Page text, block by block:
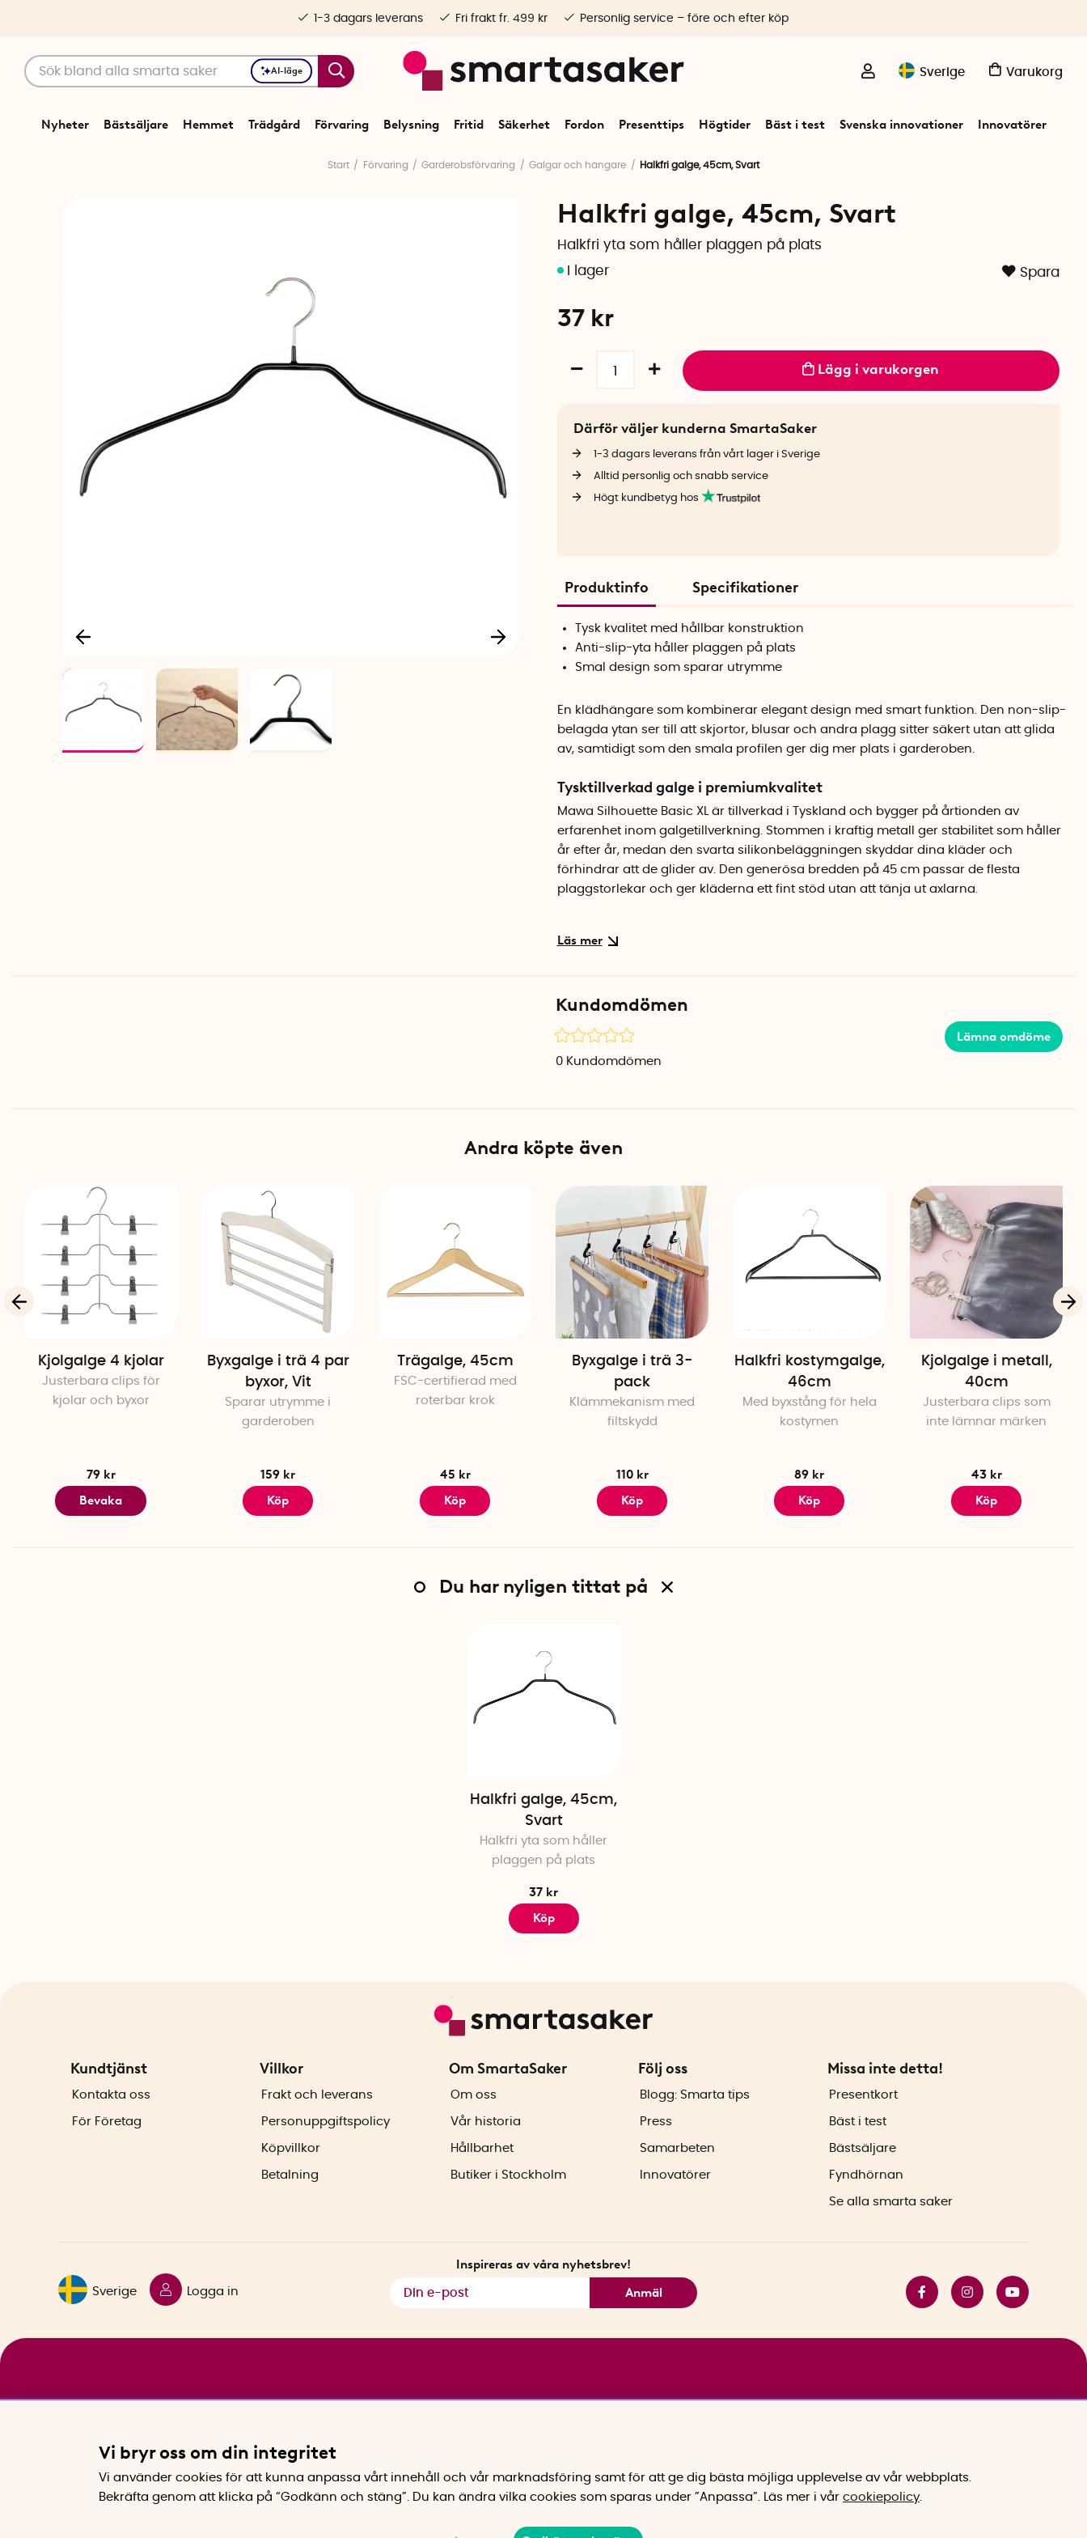
AI-läge Sverige Varukorg
Nyheter Bästsäljare Hemmet Trädgård Förvaring Belysning Fritid Säkerhet Fordon Presenttips Högtider Bäst i test Svenska innovationer Innovatörer
1-3 dagars leverans Fri frakt fr. 499 kr Personlig service – före och efter köp
Start Förvaring Garderobsförvaring Galgar och hängare Halkfri galge, 45cm, Svart
Halkfri galge, 45cm, Svart
Halkfri yta som håller plaggen på plats
Spara
37kr
Lägg i varukorgen
Därför väljer kunderna SmartaSaker
1-3 dagars leverans från vårt lager i Sverige
Alltid personlig och snabb service
Högt kundbetyg hos
Produktinfo Specifikationer
Tysk kvalitet med hållbar konstruktion
Anti-slip-yta håller plaggen på plats
Smal design som sparar utrymme
En klädhängare som kombinerar elegant design med smart funktion. Den non-slip-
belagda ytan ser till att skjortor, blusar och andra plagg sitter säkert utan att glida
av, samtidigt som den smala profilen ger dig mer plats i garderoben.
Tysktillverkad galge i premiumkvalitet
Mawa Silhouette Basic XL är tillverkad i Tyskland och bygger på årtionden av
erfarenhet inom galgetillverkning. Stommen i kraftig metall ger stabilitet som håller
år efter år, medan den svarta silikonbeläggningen skyddar dina kläder och
förhindrar att de glider av. Den generösa bredden på 45 cm passar de flesta
plaggstorlekar och ger kläderna ett fint stöd utan att tänja ut axlarna.
med kromad krok ger ett stilrent intryck som lyfter hela garderoben.
Specifikationer
Bredd: 45 cm
Kundomdömen
Lämna omdöme
0 Kundomdömen
Andra köpte även
Kjolgalge 4 kjolar
Justerbara clips för
kjolar och byxor
79 kr
Bevaka
Byxgalge i trä 4 par
byxor, Vit
Sparar utrymme i
garderoben
159 kr
Köp
Trägalge, 45cm
FSC-certifierad med
roterbar krok
45 kr
Köp
Byxgalge i trä 3-
pack
Klämmekanism med
filtskydd
110 kr
Köp
Halkfri kostymgalge,
46cm
Med byxstång för hela
kostymen
89 kr
Köp
Kjolgalge i metall,
40cm
Justerbara clips som
inte lämnar märken
43 kr
Köp
Du har nyligen tittat på
Halkfri galge, 45cm,
Svart
Halkfri yta som håller
plaggen på plats
37 kr
Köp
Kundtjänst
Kontakta oss
För Företag
Villkor
Frakt och leverans
Personuppgiftspolicy
Köpvillkor
Betalning
Om SmartaSaker
Om oss
Vår historia
Hållbarhet
Butiker i Stockholm
Följ oss
Blogg: Smarta tips
Press
Samarbeten
Innovatörer
Missa inte detta!
Presentkort
Bäst i test
Bästsäljare
Fyndhörnan
Se alla smarta saker
Sverige Logga in
Inspireras av våra nyhetsbrev!
Anmäl
Vi bryr oss om din integritet
Vi använder cookies för att kunna anpassa vårt innehåll och vår marknadsföring samt för att ge dig bästa möjliga upplevelse av vår webbplats.
Bekräfta genom att klicka på “Godkänn och stäng”. Du kan ändra vilka cookies som sparas under ”Anpassa”.
Läs mer i vår cookiepolicy